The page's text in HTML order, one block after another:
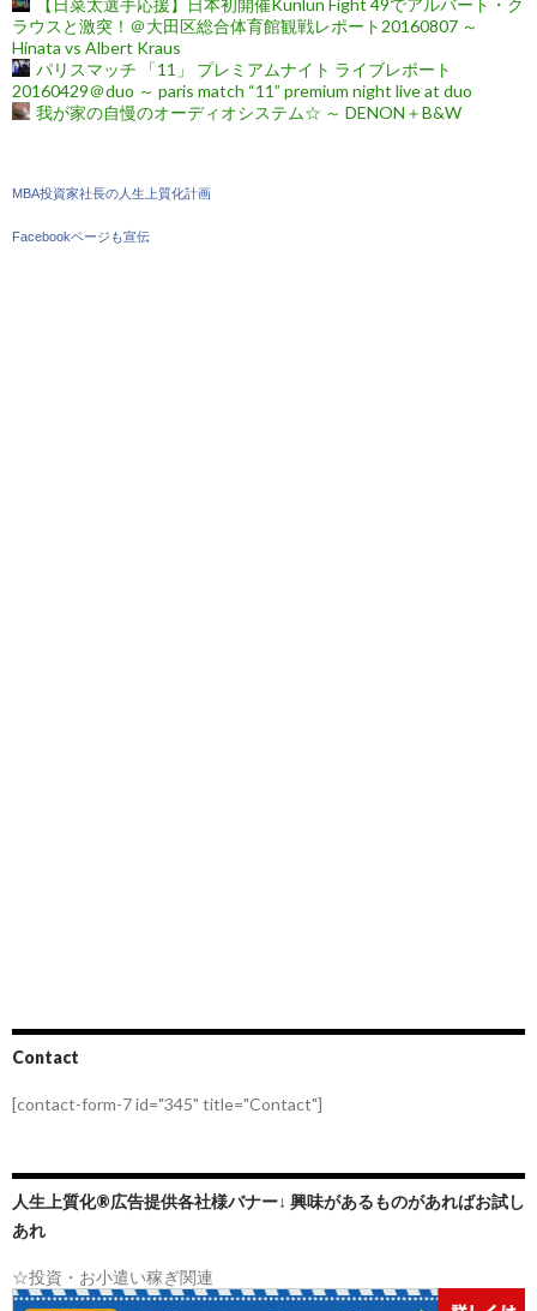
【日菜太選手応援】日本初開催Kunlun Fight 49でアルバート・ク
ラウスと激突！＠大田区総合体育館観戦レポート20160807 ～
Hinata vs Albert Kraus
パリスマッチ 「11」 プレミアムナイト ライブレポート
20160429＠duo ～ paris match “11” premium night live at duo
我が家の自慢のオーディオシステム☆ ～ DENON＋B&W
MBA投資家社長の人生上質化計画
Facebookページも宣伝
Contact
[contact-form-7 id="345" title="Contact"]
人生上質化®広告提供各社様バナー↓ 興味があるものがあればお試し
あれ
☆投資・お小遣い稼ぎ関連